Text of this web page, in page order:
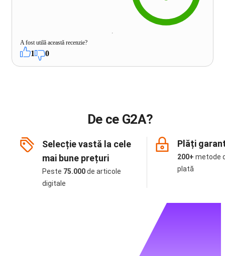
A fost utilă această recenzie?
1 0
De ce G2A?
Selecție vastă la cele
mai bune prețuri
Peste 75.000de articole
digitale
Plăți
200+ metode
plată